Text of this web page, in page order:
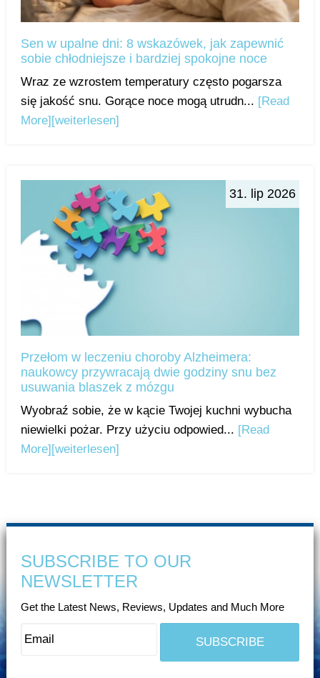
Sen w upalne dni: 8 wskazówek, jak zapewnić
sobie chłodniejsze i bardziej spokojne noce
Wraz ze wzrostem temperatury często pogarsza
się jakość snu. Gorące noce mogą utrudn... [Read
More] [weiterlesen]
31. lip 2026
Przełom w leczeniu choroby Alzheimera:
naukowcy przywracają dwie godziny snu bez
usuwania blaszek z mózgu
Wyobraź sobie, że w kącie Twojej kuchni wybucha
niewielki pożar. Przy użyciu odpowied... [Read
More] [weiterlesen]
SUBSCRIBE TO OUR
NEWSLETTER
Get the Latest News, Reviews, Updates and Much More